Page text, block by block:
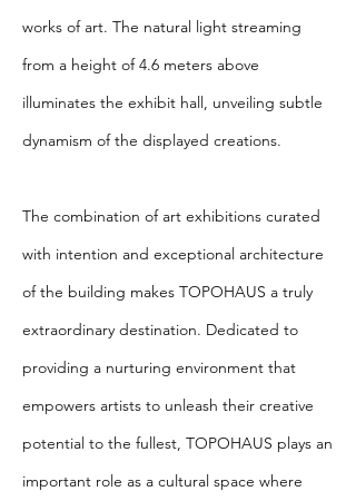
works of art. The natural light streaming
from a height of 4.6 meters above
illuminates the exhibit hall, unveiling subtle
dynamism of the displayed creations.
The combination of art exhibitions curated
with intention and exceptional architecture
of the building makes TOPOHAUS a truly
extraordinary destination. Dedicated to
providing a nurturing environment that
empowers artists to unleash their creative
potential to the fullest, TOPOHAUS plays an
important role as a cultural space where